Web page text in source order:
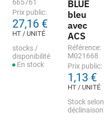
665761
Prix public:
27,16 €
HT / UNITÉ
stocks /
disponibilité
En stock
BLUE
bleu
avec
ACS
Référence:
M021668
Prix public:
1,13 €
HT / UNITÉ
Stock selon
déclinaison